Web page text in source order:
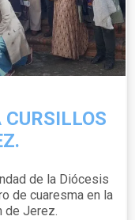
de la Diócesis
de cuaresma en la
de Jerez.